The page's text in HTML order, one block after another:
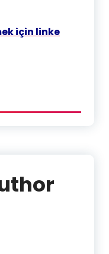
için linke